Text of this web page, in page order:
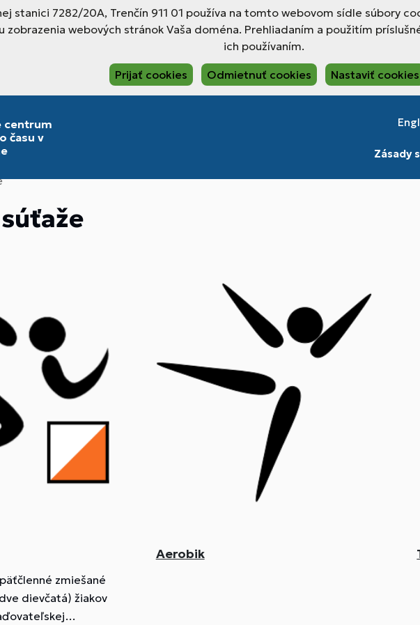
stanici 7282/20A, Trenčín 911 01 používa na tomto webovom sídle súbory
webových stránok Vaša doména. Prehliadaním a použitím
ich používaním.
Prijať cookies Odmietnuť cookies Nastaviť cookies
centrum
času v
Zásady
zmiešané
dievčatá) žiakov
Aerobik